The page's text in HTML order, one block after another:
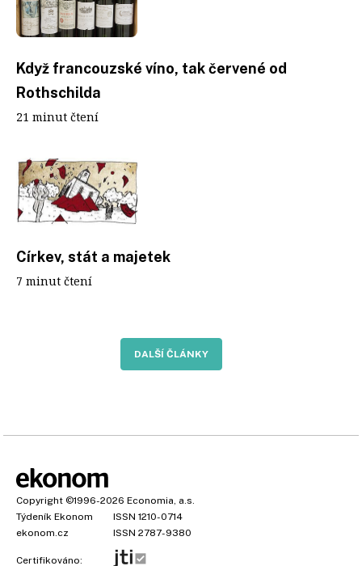
Když francouzské víno, tak červené od
Rothschilda
21 minut čtení
Církev, stát a majetek
7 minut čtení
DALŠÍ ČLÁNKY
Copyright ©1996-2026 Economia, a.s.
Týdeník Ekonom
ISSN 1210-0714
ekonom.cz
ISSN 2787-9380
Certifikováno: